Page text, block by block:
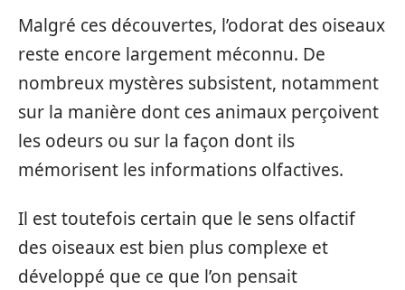
Malgré ces découvertes, l’odorat des oiseaux
reste encore largement méconnu. De
nombreux mystères subsistent, notamment
sur la manière dont ces animaux perçoivent
les odeurs ou sur la façon dont ils
mémorisent les informations olfactives.
Il est toutefois certain que le sens olfactif
des oiseaux est bien plus complexe et
développé que ce que l’on pensait